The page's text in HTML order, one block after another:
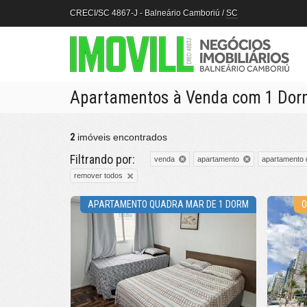
CRECI/SC 4867-J - Balneário Camboriú /SC
Apartamentos à Venda com 1
2 imóveis encontrados
Filtrando por: venda apartamento
apartamento
remover todos
APARTAMENTO QUADRA MAR DE 1 DORM